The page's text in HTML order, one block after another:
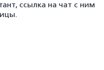
ссылка на чат с ним